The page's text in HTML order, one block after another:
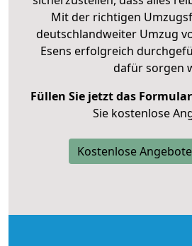
Mit der richtigen
deutschlandweiter Umzug
Esens erfolgreich
dafür sorgen
Füllen Sie jetzt das
Sie kostenlose
Kostenlose